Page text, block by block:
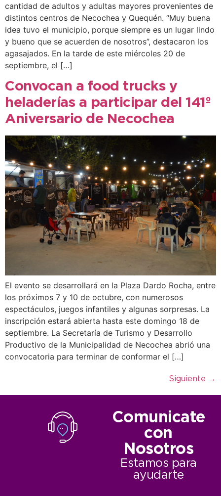
cantidad de adultos y adultas mayores provenientes de
distintos centros de Necochea y Quequén. “Muy buena
idea tuvo el municipio, porque siempre es un lugar lindo
y bueno que se acuerden de nosotros”, destacaron los
agasajados. En la tarde de este miércoles 20 de
septiembre, el […]
Convocan a food trucks y
heladerías a participar del 141º
Aniversario de Necochea
El evento se desarrollará en la Plaza Dardo Rocha, entre
los próximos 7 y 10 de octubre, con numerosos
espectáculos, juegos infantiles y algunas sorpresas. La
inscripción estará abierta hasta este domingo 18 de
septiembre. La Secretaría de Turismo y Desarrollo
Productivo de la Municipalidad de Necochea abrió una
convocatoria para terminar de conformar el […]
Siguiente →
Comunicate
con
Nosotros
Estamos para
ayudarte